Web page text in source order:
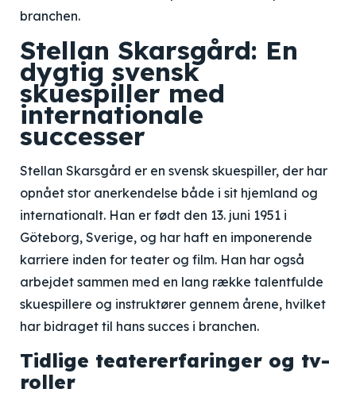
branchen.
Stellan Skarsgård: En
dygtig svensk
skuespiller med
internationale
successer
Stellan Skarsgård er en svensk skuespiller, der har
opnået stor anerkendelse både i sit hjemland og
internationalt. Han er født den 13. juni 1951 i
Göteborg, Sverige, og har haft en imponerende
karriere inden for teater og film. Han har også
arbejdet sammen med en lang række talentfulde
skuespillere og instruktører gennem årene, hvilket
har bidraget til hans succes i branchen.
Tidlige teatererfaringer og tv-
roller